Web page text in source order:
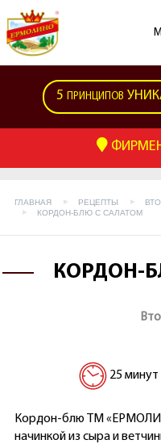
5 ПРИНЦИПОВ
ГЛАВНАЯ РЕЦЕПТЫ
КОРДОН-БЛЮ С САЛАТОМ
КОРДОН-
25 минут
Кордон-блю ТМ
начинкой из сыра и